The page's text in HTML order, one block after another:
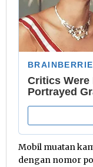
Mobil muatan
dengan nomor